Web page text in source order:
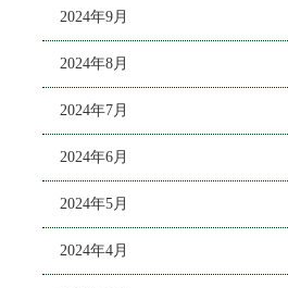
2024年9月
2024年8月
2024年7月
2024年6月
2024年5月
2024年4月